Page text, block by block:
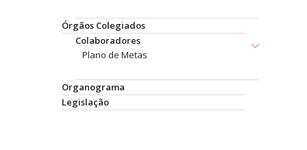
Órgãos Colegiados
Colaboradores
Plano de Metas
Organograma
Legislação